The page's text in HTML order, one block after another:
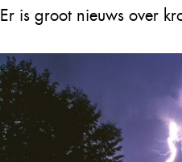
Er is groot nieuws over